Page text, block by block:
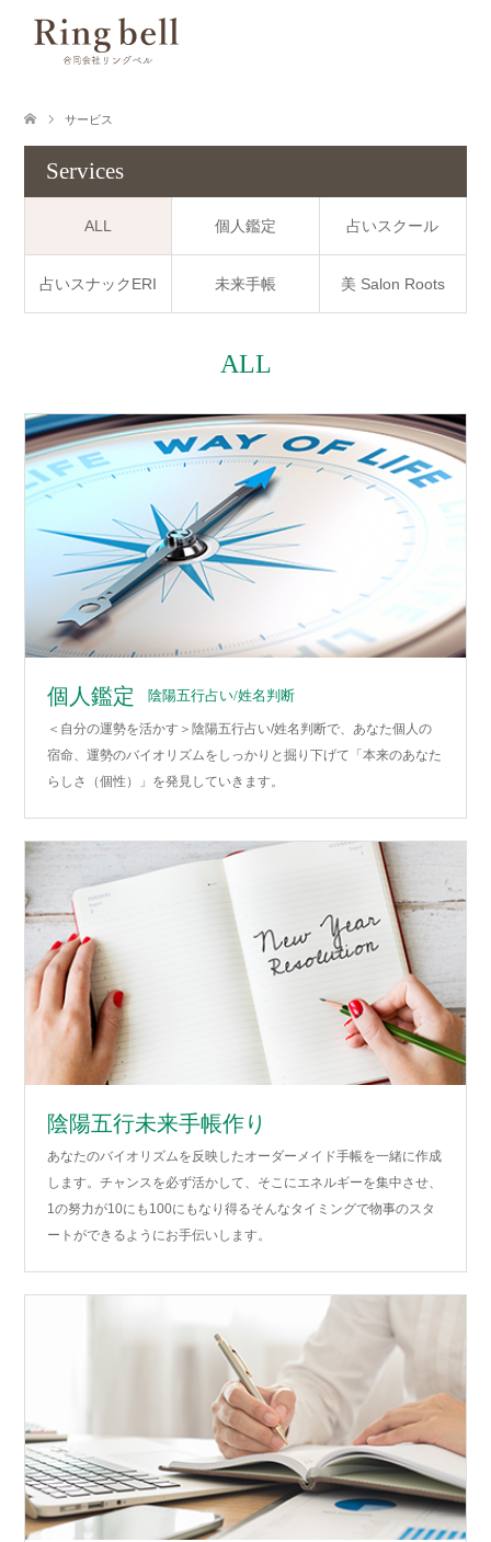
サービス
Services
ALL 個人鑑定 占いスクール
占いスナックERI 未来手帳 美 Salon Roots
ALL
個人鑑定 陰陽五行占い/姓名判断
＜自分の運勢を活かす＞陰陽五行占い/姓名判断で、あなた個人の
宿命、運勢のバイオリズムをしっかりと掘り下げて「本来のあなた
らしさ（個性）」を発見していきます。
陰陽五行未来手帳作り
あなたのバイオリズムを反映したオーダーメイド手帳を一緒に作成
します。チャンスを必ず活かして、そこにエネルギーを集中させ、
1の努力が10にも100にもなり得るそんなタイミングで物事のスタ
ートができるようにお手伝いします。